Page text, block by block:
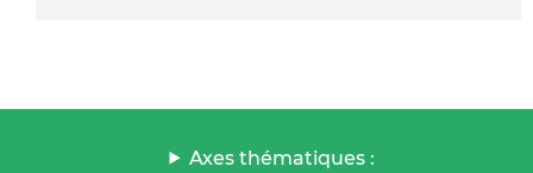
Axes thématiques :